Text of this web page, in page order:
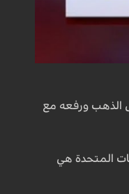
الذهب ورفعه مع
المتحدة هي